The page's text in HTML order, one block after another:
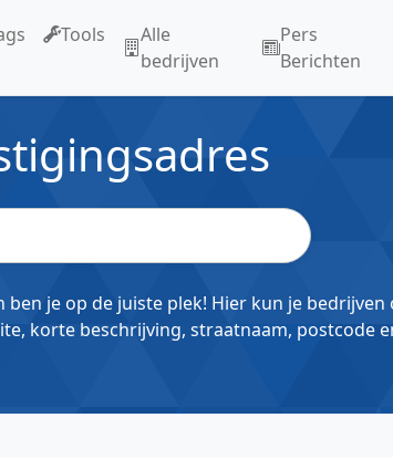
Tools
Alle
bedrijven
Pers
Berichten
je op de juiste plek! Hier kun je
korte beschrijving, straatnaam, postcode